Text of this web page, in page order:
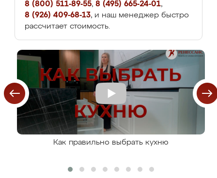
8 (800) 511-89-55, 8 (495) 665-24-01,
8 (926) 409-68-13, и наш менеджер быстро
рассчитает стоимость.
Как правильно выбрать кухню